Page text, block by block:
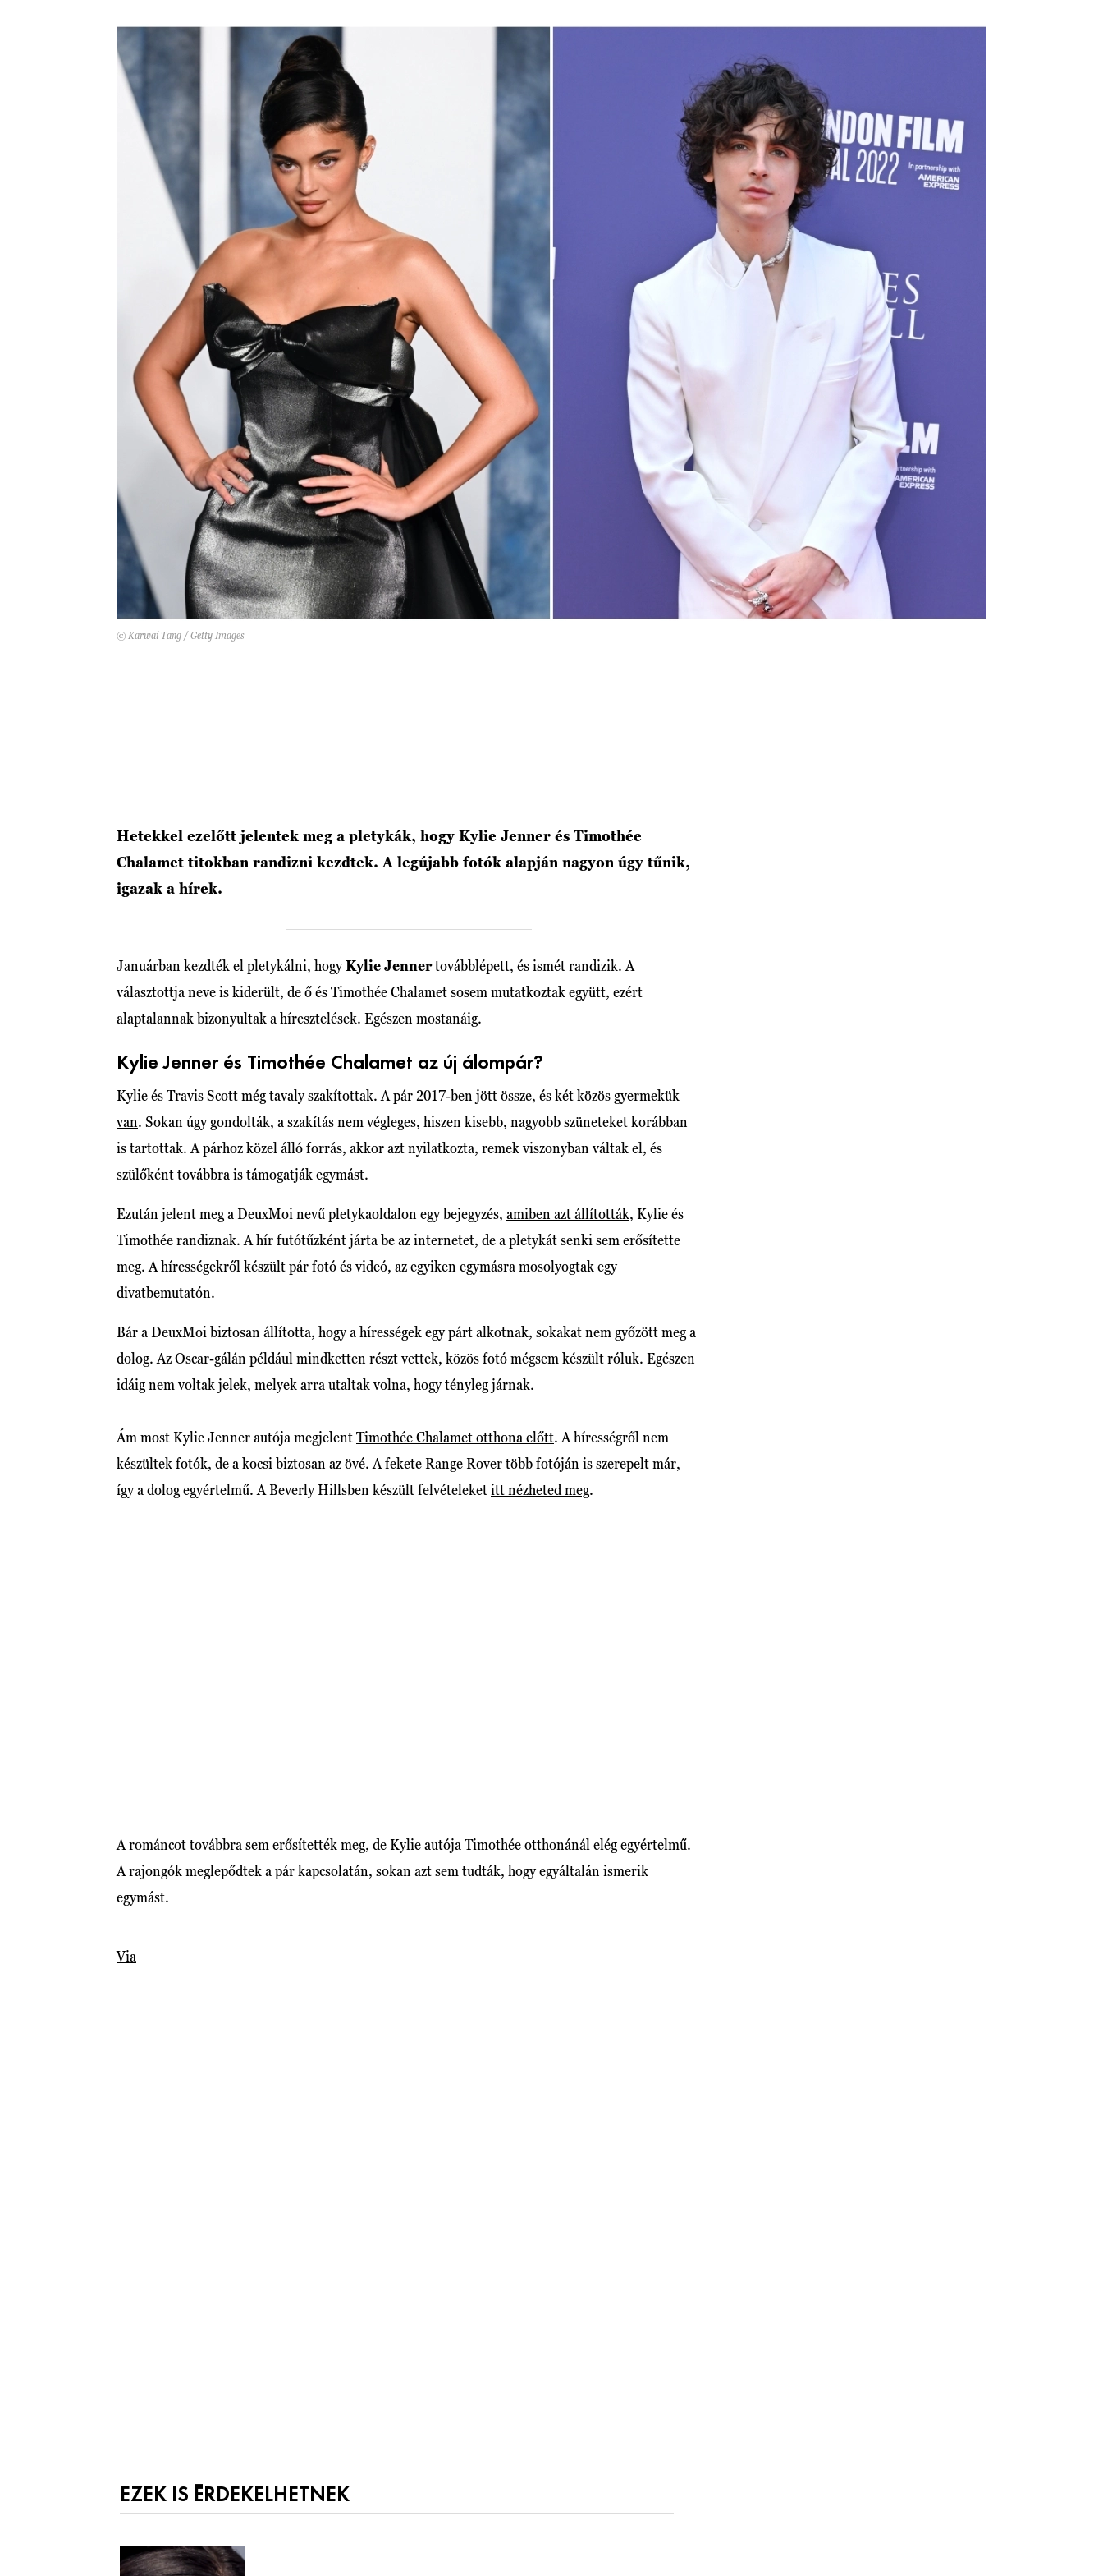
© Karwai Tang / Getty Images
Hetekkel ezelőtt jelentek meg a pletykák, hogy Kylie Jenner és Timothée
Chalamet titokban randizni kezdtek. A legújabb fotók alapján nagyon úgy tűnik,
igazak a hírek.
Januárban kezdték el pletykálni, hogyKylie Jennertovábblépett, és ismét randizik. A
választottja neve is kiderült, de ő és Timothée Chalamet sosem mutatkoztak együtt, ezért
alaptalannak bizonyultak a híresztelések. Egészen mostanáig.
Kylie Jenner és Timothée Chalamet az új álompár?
Kylie és Travis Scott még tavaly szakítottak. A pár 2017-ben jött össze, éskét közös gyermekük
van. Sokan úgy gondolták, a szakítás nem végleges, hiszen kisebb, nagyobb szüneteket korábban
is tartottak. A párhoz közel álló forrás, akkor azt nyilatkozta, remek viszonyban váltak el, és
szülőként továbbra is támogatják egymást.
Ezután jelent meg a DeuxMoi nevű pletykaoldalon egy bejegyzés, amiben azt állították, Kylie és
Timothée randiznak. A hír futótűzként járta be az internetet, de a pletykát senki sem erősítette
meg. A hírességekről készült pár fotó és videó, az egyiken egymásra mosolyogtak egy
divatbemutatón.
Bár a DeuxMoi biztosan állította, hogy a hírességek egy párt alkotnak, sokakat nem győzött meg a
dolog. Az Oscar-gálán például mindketten részt vettek, közös fotó mégsem készült róluk. Egészen
idáig nem voltak jelek, melyek arra utaltak volna, hogy tényleg járnak.
Ám most Kylie Jenner autója megjelentTimothée Chalamet otthona előtt. A hírességről nem
készültek fotók, de a kocsi biztosan az övé. A fekete Range Rover több fotóján is szerepelt már,
így a dolog egyértelmű. A Beverly Hillsben készült felvételeketitt nézheted meg.
A románcot továbbra sem erősítették meg, de Kylie autója Timothée otthonánál elég egyértelmű.
A rajongók meglepődtek a pár kapcsolatán, sokan azt sem tudták, hogy egyáltalán ismerik
egymást.
Via
EZEK IS ÉRDEKELHETNEK